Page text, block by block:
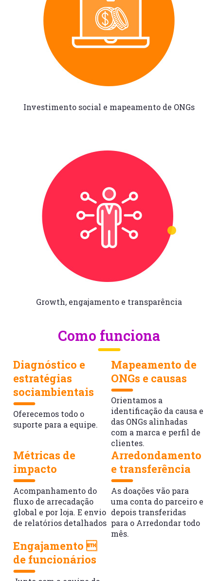
Investimento social e mapeamento de ONGs
Growth, engajamentoe transparência
Como funciona
Diagnóstico e
estratégias
sociambientais
Oferecemos todo o
suporte para a equipe.
Mapeamento de
ONGs e causas
Orientamos a
identificação da causa e
das ONGs alinhadas
com a marca e perfil de
clientes.
Métricas de
impacto
Acompanhamento do
fluxo de arrecadação
global e por loja. E envio
de relatórios detalhados
Arredondamento
e transferência
As doações vão para
uma conta do parceiro e
depois transferidas
para o Arredondar todo
mês.
Engajamento 
de funcionários